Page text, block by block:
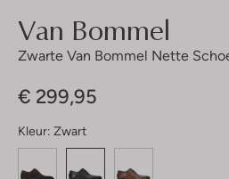
Van Bommel
Zwarte Van Bommel Nette
€ 299,95
Kleur: Zwart